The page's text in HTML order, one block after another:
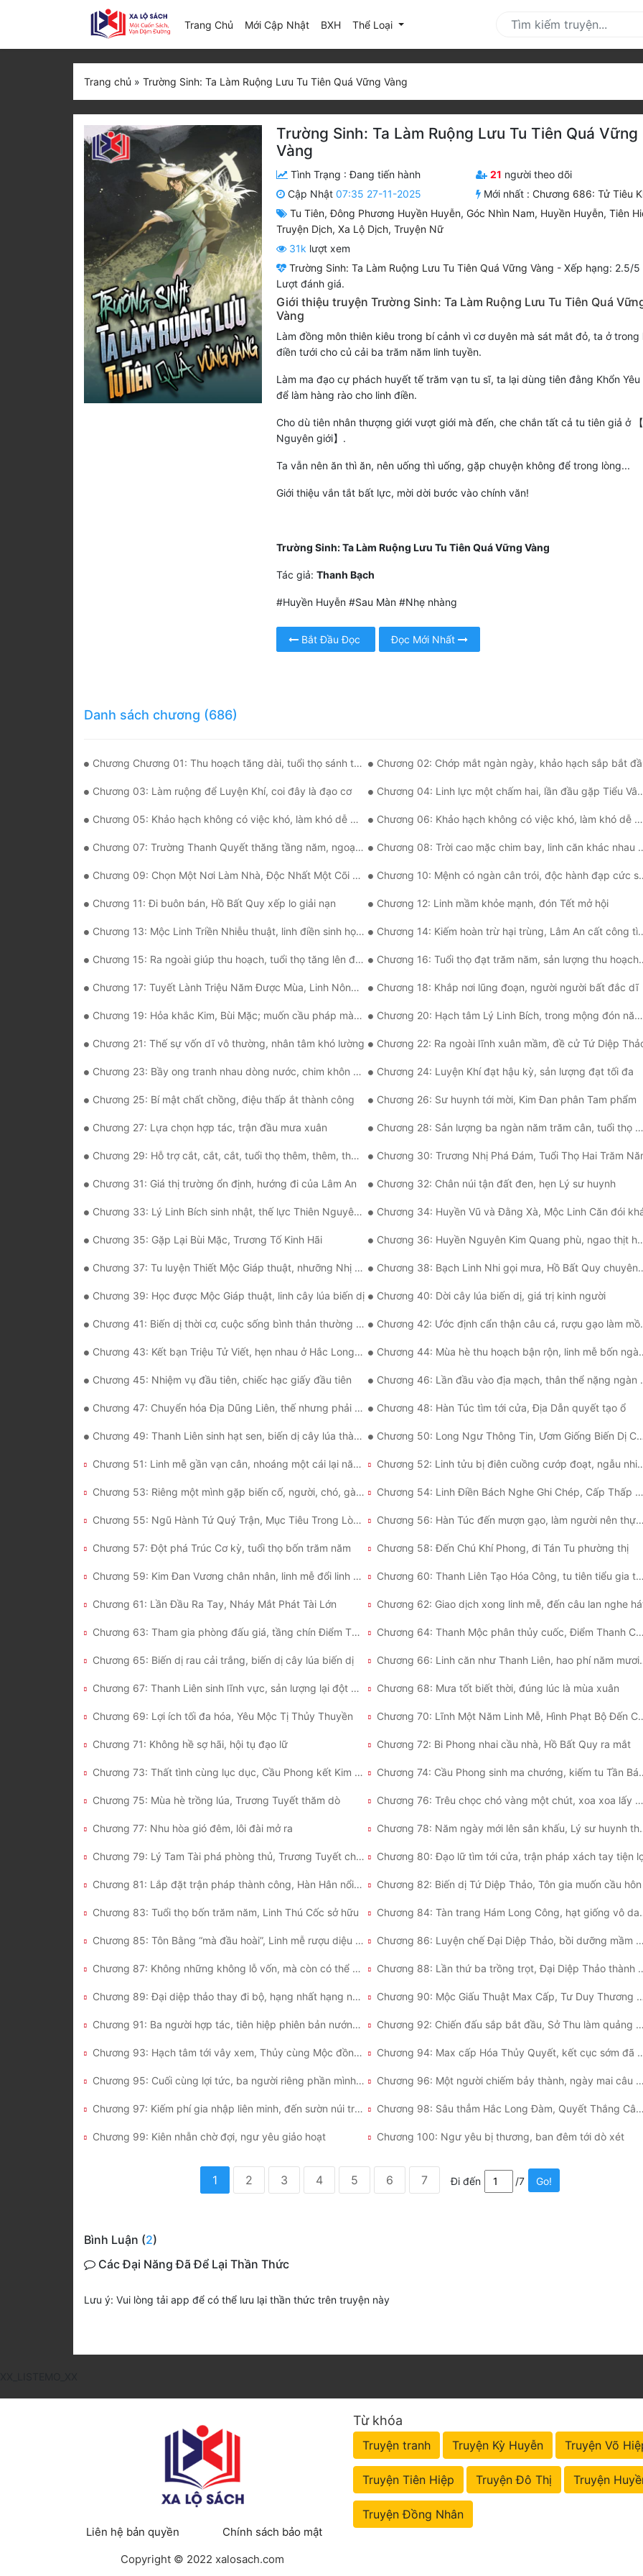
Trang Chủ Mới Cập Nhật(current)
BXH Thể Loại
Trang chủ » Trường Sinh: Ta Làm Ruộng Lưu Tu Tiên Quá Vững Vàng
Trường Sinh: Ta Làm Ruộng Lưu Tu Tiên Quá Vững
Vàng
Tình Trạng :Đang tiến hành 21 người theo dõi
Cập Nhật 07:35 27-11-2025 Mới nhất :Chương 686: Tử Tiêu
Tu Tiên,Đông Phương Huyền Huyễn, Góc Nhìn Nam, Huyền Huyễn, Tiên
Truyện Dịch, Xa Lộ Dịch, Truyện Nữ
31k lượt xem
Trường Sinh: Ta Làm Ruộng Lưu Tu Tiên Quá Vững Vàng - Xếp hạng: 2.5/5
Lượt đánh giá.
Giới thiệu truyện Trường Sinh: Ta Làm Ruộng Lưu Tu Tiên Quá
Vàng
Làm đồng môn thiên kiêu trong bí cảnh vì cơ duyên mà sát mắt đỏ, ta ở trong
điền tưới cho củ cải ba trăm năm linh tuyền.
Làm ma đạo cự phách huyết tế trăm vạn tu sĩ, ta lại dùng tiên đằng Khổn Yêu
để làm hàng rào cho linh điền.
Cho dù tiên nhân thượng giới vượt giới mà đến, che chắn tất cả tu tiên giả ở
Nguyên giới】.
Ta vẫn nên ăn thì ăn, nên uống thì uống, gặp chuyện không để trong lòng...
Giới thiệu vắn tắt bất lực, mời dời bước vào chính văn!
Trường Sinh: Ta Làm Ruộng Lưu Tu Tiên Quá Vững Vàng
Tác giả: Thanh Bạch
#Huyền Huyễn #Sau Màn #Nhẹ nhàng
Bắt Đầu Đọc Đọc Mới Nhất
Danh sách chương (686)
Chương Chương 01: Thu hoạch tăng dài, tuổi thọ sánh thần tiên Chương 02: Chớp mắt ngàn ngày, khảo hạch sắp bắt
Chương 03: Làm ruộng để Luyện Khí, coi đây là đạo cơ Chương 04: Linh lực một chấm hai, lần đầu gặp Tiểu Vân mưa
Chương 05: Khảo hạch không có việc khó, làm khó dễ bị vả mặt (thượng) Chương 06: Khảo hạch không có việc khó, làm khó dễ bị đánh mặt (hạ)
Chương 07: Trường Thanh Quyết thăng tầng năm, ngoại môn đệ tử chuyển thành chính thức Chương 08: Trời cao mặc chim bay, linh căn khác nhau nhiều
Chương 09: Chọn Một Nơi Làm Nhà, Độc Nhất Một Cõi Phương Hoa Chương 10: Mệnh có ngàn cân trói, độc hành đạp cức sinh
Chương 11: Đi buôn bán, Hồ Bất Quy xếp lo giải nạn Chương 12: Linh mầm khỏe mạnh, đón Tết mở hội
Chương 13: Mộc Linh Triền Nhiễu thuật, linh điền sinh họa trùng Chương 14: Kiếm hoàn trừ hại trùng, Lâm An cất công tìm đến
Chương 15: Ra ngoài giúp thu hoạch, tuổi thọ tăng lên đáng kể Chương 16: Tuổi thọ đạt trăm năm, sản lượng thu hoạch lớn
Chương 17: Tuyết Lành Triệu Năm Được Mùa, Linh Nông Khống Giá Cả Chương 18: Khắp nơi lũng đoạn, người người bất đắc dĩ
Chương 19: Hỏa khắc Kim, Bùi Mặc; muốn cầu pháp mà bị ngăn trở. Chương 20: Hạch tâm Lý Linh Bích, trong mộng đón năm mới.
Chương 21: Thế sự vốn dĩ vô thường, nhân tâm khó lường Chương 22: Ra ngoài lĩnh xuân mầm, đề cử Tứ Diệp
Chương 23: Bầy ong tranh nhau dòng nước, chim khôn bay trước đón gió Chương 24: Luyện Khí đạt hậu kỳ, sản lượng đạt tối đa
Chương 25: Bí mật chất chồng, điệu thấp ắt thành công Chương 26: Sư huynh tới mời, Kim Đan phân Tam phẩm
Chương 27: Lựa chọn hợp tác, trận đầu mưa xuân Chương 28: Sản lượng ba ngàn năm trăm cân, tuổi thọ năm vạn ngày
Chương 29: Hỗ trợ cắt, cắt, cắt, tuổi thọ thêm, thêm, thêm Chương 30: Trương Nhị Phá Đám, Tuổi Thọ Hai Trăm
Chương 31: Giá thị trường ổn định, hướng đi của Lâm An Chương 32: Chân núi tận đất đen, hẹn Lý sư huynh
Chương 33: Lý Linh Bích sinh nhật, thế lực Thiên Nguyên giới Chương 34: Huyền Vũ và Đằng Xà, Mộc Linh Căn đói
Chương 35: Gặp Lại Bùi Mặc, Trương Tố Kinh Hãi Chương 36: Huyền Nguyên Kim Quang phù, ngao thịt huyết sắc trì
Chương 37: Tu luyện Thiết Mộc Giáp thuật, nhưỡng Nhị phẩm linh tửu Chương 38: Bạch Linh Nhi gọi mưa, Hồ Bất Quy chuyên chở phân
Chương 39: Học được Mộc Giáp thuật, linh cây lúa biến dị Chương 40: Dời cây lúa biến dị, giá trị kinh người
Chương 41: Biến dị thời cơ, cuộc sống bình thản thường nhật Chương 42: Ước định cẩn thận câu cá, rượu gạo làm mồi nhử
Chương 43: Kết bạn Triệu Tử Viết, hẹn nhau ở Hắc Long Đàm Chương 44: Mùa hè thu hoạch bận rộn, linh mễ bốn ngàn cân
Chương 45: Nhiệm vụ đầu tiên, chiếc hạc giấy đầu tiên Chương 46: Lần đầu vào địa mạch, thân thể nặng ngàn cân
Chương 47: Chuyển hóa Địa Dũng Liên, thế nhưng phải thêm tiền Chương 48: Hàn Túc tìm tới cửa, Địa Dẫn quyết tạo ổ
Chương 49: Thanh Liên sinh hạt sen, biến dị cây lúa thành thục Chương 50: Long Ngư Thông Tin, Ươm Giống Biến Dị Cây Lúa
Chương 51: Linh mễ gần vạn cân, nhoáng một cái lại năm mới Chương 52: Linh tửu bị điên cuồng
Chương 53: Riêng một mình gặp biến cố, người, chó, gà cùng cạn ly Chương 54: Linh Điền Bách Nghe Ghi Chép, Cấp Thấp Kim Sát Trận
Chương 55: Ngũ Hành Tứ Quý Trận, Mục Tiêu Trong Lòng Chương 56: Hàn Túc đến mượn gạo, làm người nên thực tế
Chương 57: Đột phá Trúc Cơ kỳ, tuổi thọ bốn trăm năm Chương 58: Đến Chú Khí Phong, đi Tán Tu phường thị
Chương 59: Kim Đan Vương chân nhân, linh mễ đổi linh thạch Chương 60: Thanh Liên Tạo Hóa Công, tu tiên tiểu gia tộc.
Chương 61: Lần Đầu Ra Tay, Nháy Mắt Phát Tài Lớn Chương 62: Giao dịch xong linh mễ, đến câu lan nghe
Chương 63: Tham gia phòng đấu giá, tầng chín Điểm Thanh Chỉ Chương 64: Thanh Mộc phân thủy cuốc, Điểm Thanh Chỉ đạt cấp tối đa
Chương 65: Biến dị rau cải trắng, biến dị cây lúa biến dị Chương 66: Linh
Chương 67: Thanh Liên sinh lĩnh vực, sản lượng lại đột phá Chương 68: Mưa tốt biết thời, đúng lúc là mùa xuân
Chương 69: Lợi ích tối đa hóa, Yêu Mộc Tị Thủy Thuyền Chương 70: Lĩnh Một
Chương 71: Không hề sợ hãi, hội tụ đạo lữ Chương 72: Bi Phong nhai cầu nhà, Hồ Bất Quy ra mắt
Chương 73: Thất tình cùng lục dục, Cầu Phong kết Kim Đan Chương 74: Cầu
Chương 75: Mùa hè trồng lúa, Trương Tuyết thăm dò Chương 76: Trêu chọc chó vàng một chút, xoa xoa lấy bữa tối
Chương 77: Nhu hòa gió đêm, lôi đài mở ra Chương 78: Năm
Chương 79: Lý Tam Tài phá phòng thủ, Trương Tuyết chủ động Chương 80: Đạo lữ tìm tới cửa, trận pháp xách tay tiện
Chương 81: Lắp đặt trận pháp thành công, Hàn Hân nổi giận Chương 82: Biến dị Tứ Diệp Thảo, Tôn gia muốn cầu hôn
Chương 83: Tuổi thọ bốn trăm năm, Linh Thú Cốc sở hữu Chương 84:
Chương 85: Tôn Bằng “mà đầu hoài”, Linh mễ rượu diệu thủ Chương 86: Luyện chế Đại Diệp Thảo, bồi dưỡng mầm mống mới
Chương 87: Không những không lỗ vốn, mà còn có thể huyết kiếm lời Chương 88: Lần thứ ba
Chương 89: Đại diệp thảo thay đi bộ, hạng nhất hạng nhì ước chiến Chương 90: Mộc Giấu Thuật Max Cấp, Tư Duy Thương Nghiệp Hóa
Chương 91: Ba người hợp tác, tiên hiệp phiên bản nướng thịt Chương 92: Chiến đấu sắp bắt đầu, Sở Thu làm quảng cáo
Chương 93: Hạch tâm tới vây xem, Thủy cùng Mộc đồng tu Chương 94: Max cấp Hóa
Chương 95: Cuối cùng lợi tức, ba người riêng phần mình phân Chương 96: Một người chiếm bảy thành, ngày mai câu Long Ngư
Chương 97: Kiếm phí gia nhập liên minh, đến sườn núi trăm trượng Chương 98: Sâu thẳm Hắc Long Đàm, Quyết Thắng Câu Cá Lão
Chương 99: Kiên nhẫn chờ đợi, ngư yêu giảo hoạt Chương 100: Ngư yêu bị thương, ban đêm tới dò xét
1 2 3 4 5 6 7 Đi đến /7 Go!
Bình Luận (2)
Các Đại Năng Đã Để Lại Thần Thức
Lưu ý: Vui lòng tải app để có thể lưu lại thần thức trên truyện này
Liên hệ bản quyền
Chính sách bảo mật
Copyright © 2022 xalosach.com
Từ khóa
Truyện tranh Truyện Kỳ Huyễn Truyện Võ
Truyện Tiên Hiệp Truyện Đô Thị Truyện
Truyện Đồng Nhân